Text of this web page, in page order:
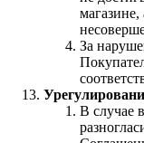
За
В случае